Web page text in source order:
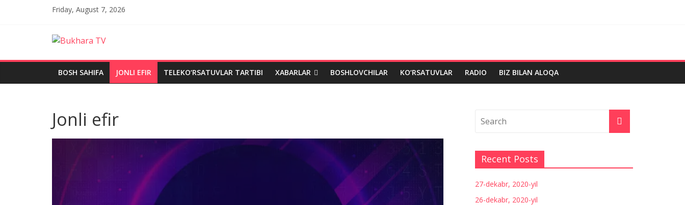
Friday, August 7, 2026
Bukhara
TV
BOSH SAHIFA JONLI EFIR TELEKO‘RSATUVLAR TARTIBI XABARLAR BOSHLOVCHILAR KO‘RSATUVLAR RADIO BIZ BILAN ALOQA
Jonli efir
Recent Posts
27-dekabr, 2020-yil
26-dekabr, 2020-yil